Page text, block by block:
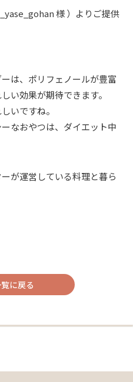
様 ）よりご提供
は、ポリフェノールが豊富
い効果が期待できます。
いですね。
なおやつは、ダイエット中
が運営している料理と暮ら
に戻る